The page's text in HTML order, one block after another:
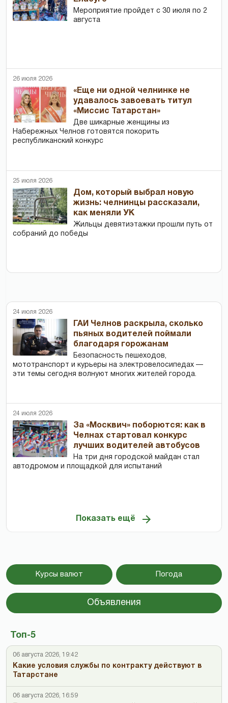
Мероприятие пройдет с 30 июля по 2
августа
26 июля 2026
«Еще ни одной челнинке не
удавалось завоевать титул
«Миссис Татарстан»
Две шикарные женщины из
Набережных Челнов готовятся покорить
республиканский конкурс
25 июля 2026
Дом, который выбрал новую
жизнь: челнинцы рассказали,
как меняли УК
Жильцы девятиэтажки прошли путь от
собраний до победы
24 июля 2026
ГАИ Челнов раскрыла, сколько
пьяных водителей поймали
благодаря горожанам
Безопасность пешеходов,
мототранспорт и курьеры на электровелосипедах —
эти темы сегодня волнуют многих жителей города.
24 июля 2026
За «Москвич» поборются: как в
Челнах стартовал конкурс
лучших водителей автобусов
На три дня городской майдан стал
автодромом и площадкой для испытаний
Показать ещё
Курсы валют Погода
Объявления
Топ-5
06 августа 2026, 19:42
Какие условия службы по контракту действуют в
Татарстане
06 августа 2026, 16:59